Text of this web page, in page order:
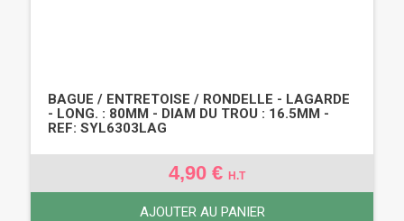
BAGUE / ENTRETOISE / RONDELLE - LAGARDE
- LONG. : 80MM - DIAM DU TROU : 16.5MM -
REF: SYL6303LAG
4,90 € H.T
AJOUTER AU PANIER